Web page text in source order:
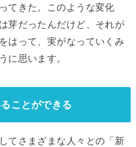
てきた。このような変化
芽だったんだけど、それが
はって、実がなっていくみ
に思います。
ことができる
てさまざまな人々との「新